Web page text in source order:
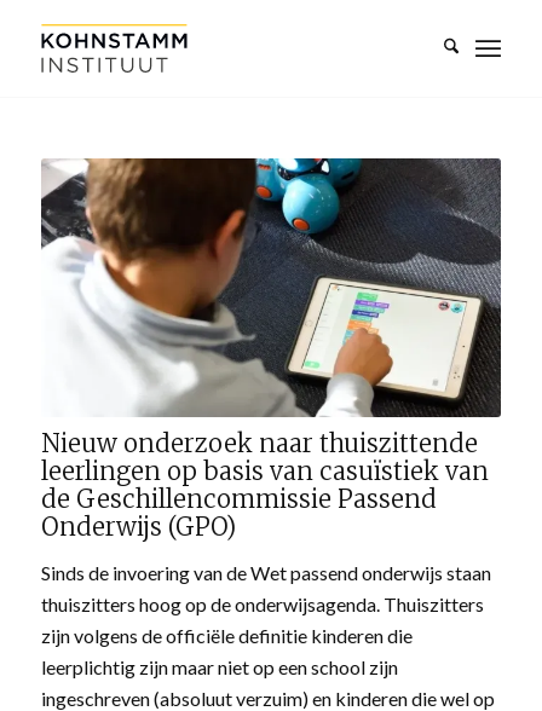
Nieuw onderzoek naar thuiszittende
leerlingen op basis van casuïstiek van
de Geschillencommissie Passend
Onderwijs (GPO)
Sinds de invoering van de Wet passend onderwijs staan
thuiszitters hoog op de onderwijsagenda. Thuiszitters
zijn volgens de officiële definitie kinderen die
leerplichtig zijn maar niet op een school zijn
ingeschreven (absoluut verzuim) en kinderen die wel op